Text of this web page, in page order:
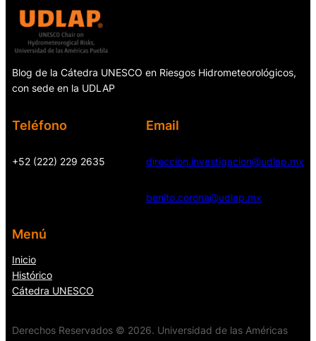
Blog de la Cátedra UNESCO en Riesgos Hidrometeorológicos,
con sede en la UDLAP
Teléfono
+52 (222) 229 2635
Email
direccion.investigacion@udlap.mx
benito.corona@udlap.mx
Menú
Inicio
Histórico
Cátedra UNESCO
Derechos Reservados © 2026. Universidad de las Américas